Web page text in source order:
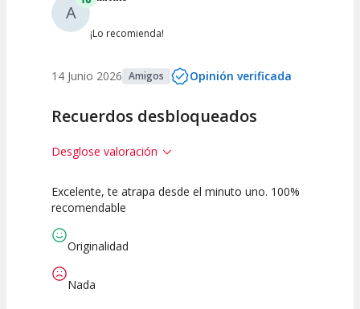
A
¡Lo recomienda!
14 Junio 2026 Amigos Opinión verificada
Recuerdos desbloqueados
Desglose valoración
10
Espectáculo
10 10
Excelente, te atrapa desde el minuto uno. 100%
recomendable
Originalidad
Nada